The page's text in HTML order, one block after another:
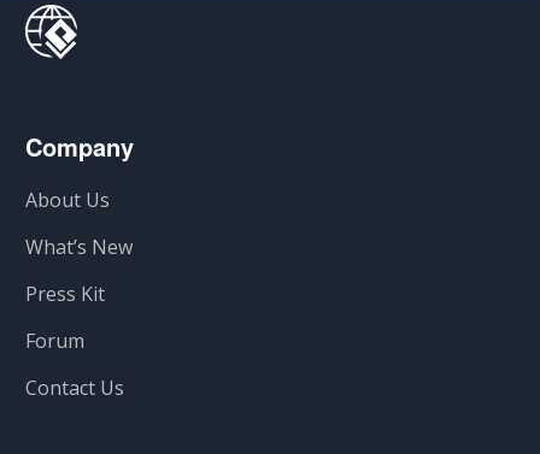
Company
About Us
What’s New
Press Kit
Forum
Contact Us